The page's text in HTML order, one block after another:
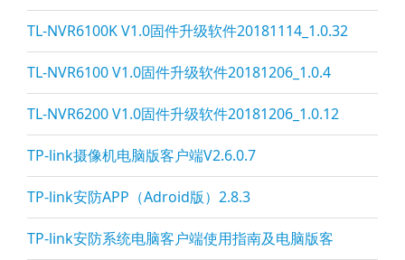
TL-NVR6100K V1.0固件升级软件20181114_1.0.32
TL-NVR6100 V1.0固件升级软件20181206_1.0.4
TL-NVR6200 V1.0固件升级软件20181206_1.0.12
TP-link摄像机电脑版客户端V2.6.0.7
TP-link安防APP（Adroid版）2.8.3
TP-link安防系统电脑客户端使用指南及电脑版客